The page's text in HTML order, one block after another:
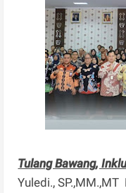
Tulang Bawang,
Yuledi.,